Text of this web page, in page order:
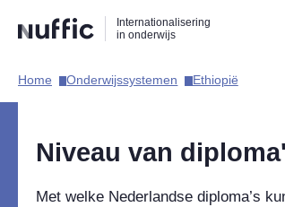
naar
zoekfunctie
naar
hoofdnavigatie
naar
inhoud
Internationalisering
in onderwijs
Hoofdnavigatie
Home​ Onderwijssystemen​ Ethiopië​
Niveau van
Met welke Nederlandse diploma’s